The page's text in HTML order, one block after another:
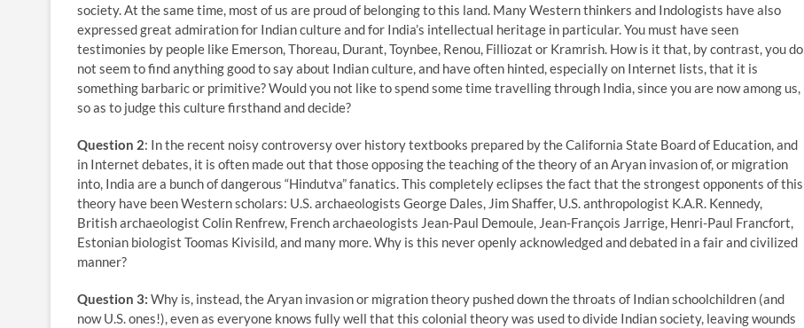
society. At the same time, most of us are proud of belonging to this land. Many Western thinkers and Indologists have also
expressed great admiration for Indian culture and for India’s intellectual heritage in particular. You must have seen
testimonies by people like Emerson, Thoreau, Durant, Toynbee, Renou, Filliozat or Kramrish. How is it that, by contrast, you do
not seem to find anything good to say about Indian culture, and have often hinted, especially on Internet lists, that it is
something barbaric or primitive? Would you not like to spend some time travelling through India, since you are now among us,
so as to judge this culture firsthand and decide?
Question 2: In the recent noisy controversy over history textbooks prepared by the California State Board of Education, and
in Internet debates, it is often made out that those opposing the teaching of the theory of an Aryan invasion of, or migration
into, India are a bunch of dangerous “Hindutva” fanatics. This completely eclipses the fact that the strongest opponents of this
theory have been Western scholars: U.S. archaeologists George Dales, Jim Shaffer, U.S. anthropologist K.A.R. Kennedy,
British archaeologist Colin Renfrew, French archaeologists Jean-Paul Demoule, Jean-François Jarrige, Henri-Paul Francfort,
Estonian biologist Toomas Kivisild, and many more. Why is this never openly acknowledged and debated in a fair and civilized
manner?
Question 3: Why is, instead, the Aryan invasion or migration theory pushed down the throats of Indian schoolchildren (and
now U.S. ones!), even as everyone knows fully well that this colonial theory was used to divide Indian society, leaving wounds